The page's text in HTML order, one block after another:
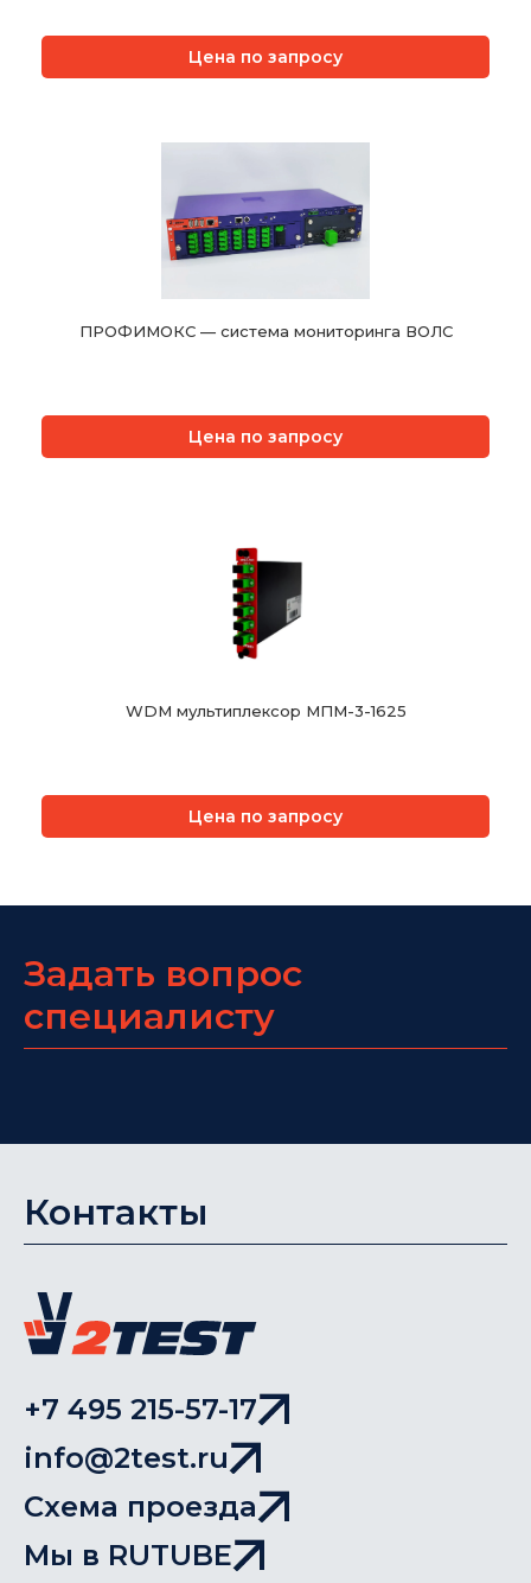
Цена по запросу
ПРОФИМОКС — система мониторинга ВОЛС
Цена по запросу
WDM мультиплексор МПМ-3-1625
Цена по запросу
Задать вопрос
специалисту
Контакты
+7 495 215-57-17
info@2test.ru
Схема проезда
Мы в RUTUBE